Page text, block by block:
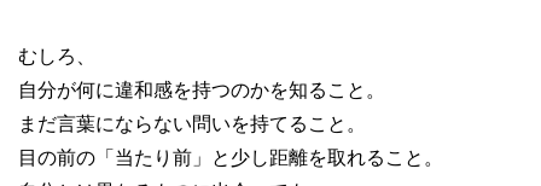
むしろ、
自分が何に違和感を持つのかを知ること。
まだ言葉にならない問いを持てること。
目の前の「当たり前」と少し距離を取れること。